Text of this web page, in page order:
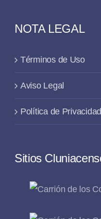
NOTA LEGAL
Términos de Uso
Aviso Legal
Política de Privacidad
Sitios